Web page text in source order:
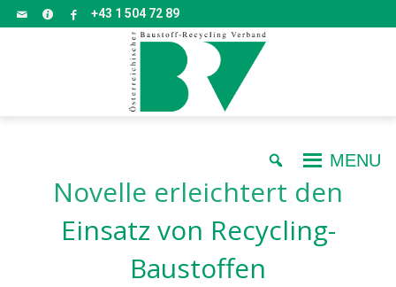
+43 1 504 72 89
MENU
Novelle erleichtert den
Einsatz von Recycling-
Baustoffen